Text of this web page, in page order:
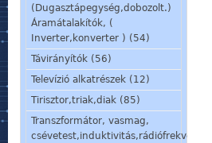
(Dugasztápegység,dobozolt.)
Áramátalakítók, (
Inverter,konverter ) (54)
Távirányítók (56)
Televízió alkatrészek (12)
Tirisztor,triak,diak (85)
Transzformátor, vasmag,
csévetest,induktivitás,rádiófrekvenciás